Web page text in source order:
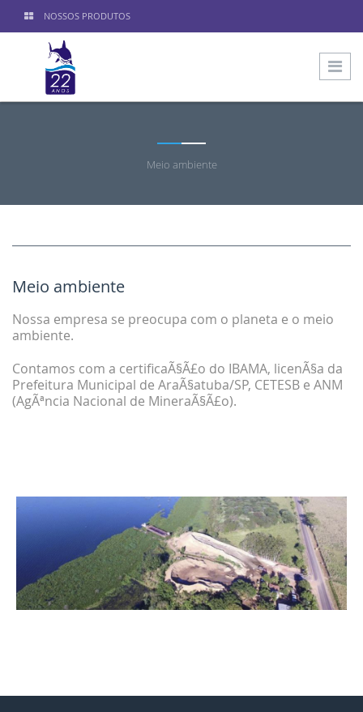
NOSSOS PRODUTOS
Meio ambiente
Meio ambiente
Nossa empresa se preocupa com o planeta e o meio
ambiente.
Contamos com a certificaÃ§Ã£o do IBAMA, licenÃ§a da
Prefeitura Municipal de AraÃ§atuba/SP, CETESB e ANM
(AgÃªncia Nacional de MineraÃ§Ã£o).